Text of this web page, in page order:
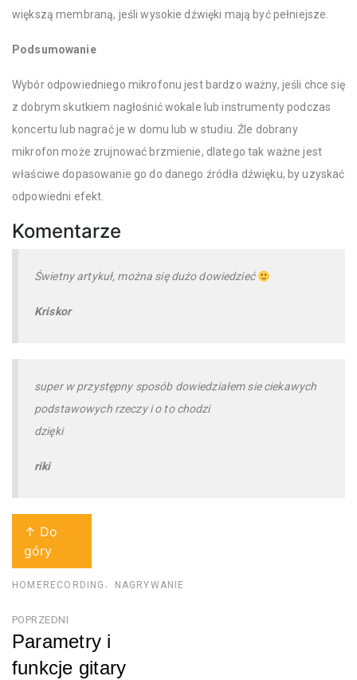
większą membraną, jeśli wysokie dźwięki mają być pełniejsze.
Podsumowanie
Wybór odpowiedniego mikrofonu jest bardzo ważny, jeśli chce się
z dobrym skutkiem nagłośnić wokale lub instrumenty podczas
koncertu lub nagrać je w domu lub w studiu. Źle dobrany
mikrofon może zrujnować brzmienie, dlatego tak ważne jest
właściwe dopasowanie go do danego źródła dźwięku, by uzyskać
odpowiedni efekt.
Komentarze
Świetny artykuł, można się dużo dowiedzieć
Kriskor
super w przystępny sposób dowiedziałem sie ciekawych
podstawowych rzeczy i o to chodzi
dzięki
riki
↑ Do
góry
HOMERECORDING NAGRYWANIE
Nawigacja
wpisu
POPRZEDNI
Parametry i
funkcje gitary